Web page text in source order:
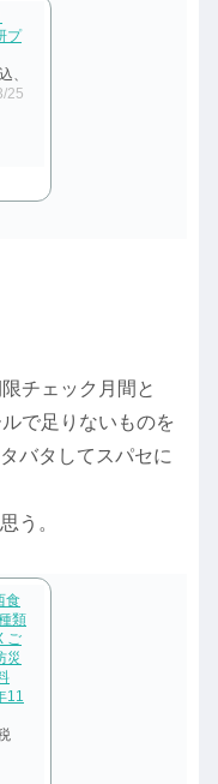
プ
、
25
チェック月間と
で足りないものを
バタしてスパセに
う。
食
類
ご
災
11